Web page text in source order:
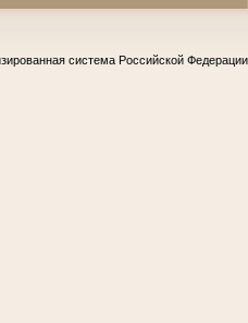
система Российской